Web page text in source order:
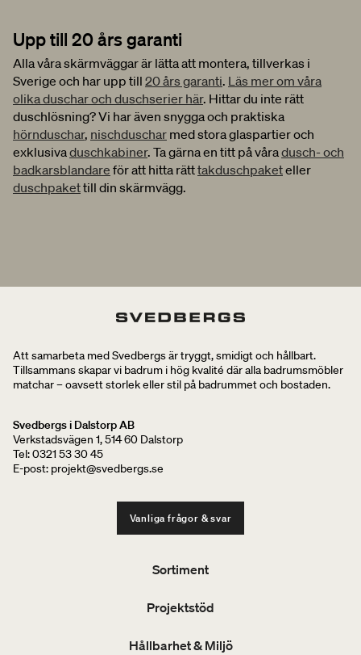
Upp till 20 års garanti
Alla våra skärmväggar är lätta att montera, tillverkas i
Sverige och har upp till 20 års garanti. Läs mer om våra
olika duschar och duschserier här. Hittar du inte rätt
duschlösning? Vi har även snygga och praktiska
hörnduschar, nischduschar med stora glaspartier och
exklusivaduschkabiner. Ta gärna en titt på våradusch- och
badkarsblandare för att hitta rätttakduschpaketeller
duschpakettill din skärmvägg.
Att samarbeta med Svedbergs är tryggt, smidigt och hållbart.
Tillsammans skapar vi badrum i hög kvalité där alla badrumsmöbler
matchar – oavsett storlek eller stil på badrummet och bostaden.
Svedbergs i Dalstorp AB
Verkstadsvägen 1, 514 60 Dalstorp
Tel: 0321 53 30 45
E-post: projekt@svedbergs.se
Vanliga frågor & svar
Sortiment
Projektstöd
Hållbarhet & Miljö